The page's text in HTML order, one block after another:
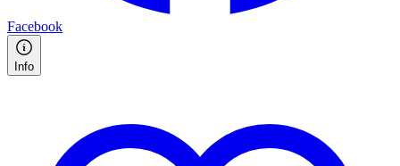
Facebook
Info